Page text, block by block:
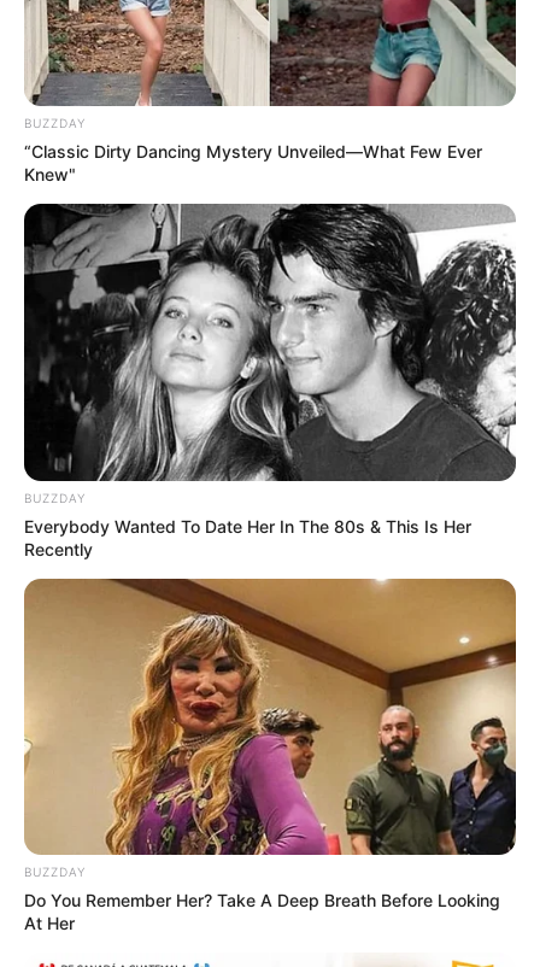
Men, You Don't Need Viagra If You Do This Once A
Day
MEDVI
$30k In Debt Relief Scandal: What Financial
Institutions Quietly Conceal
JG WENTWORTH
Japan's Oldest Doctors Say Memory Loss Isn't Age:
Just Stop Eating These 3 Foods
BUZZDAY
“Classic Dirty Dancing Mystery Unveiled—What Few Ever
Knew"
BUZZDAY
Everybody Wanted To Date Her In The 80s & This Is Her
Recently
BUZZDAY
Do You Remember Her? Take A Deep Breath Before Looking
At Her